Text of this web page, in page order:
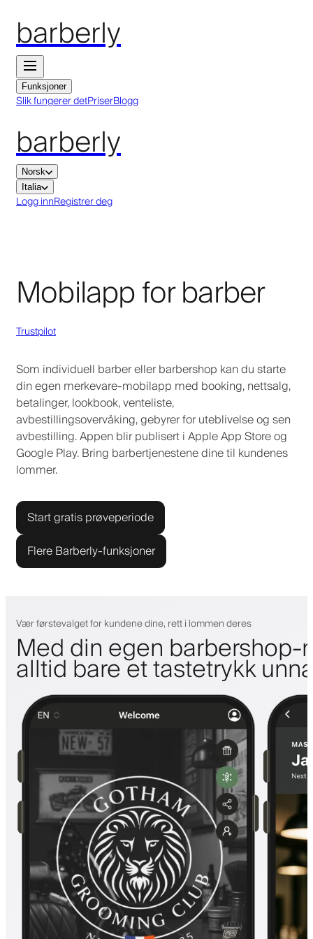
barberly
Funksjoner
Slik fungerer detPriserBlogg
barberly
Norsk
Italia
Logg innRegistrer deg
Mobilapp for barber
Trustpilot
Som individuell barber eller barbershop kan du starte
din egen merkevare-mobilapp med booking, nettsalg,
betalinger, lookbook, venteliste,
avbestillingsovervåking, gebyrer for uteblivelse og sen
avbestilling. Appen blir publisert i Apple App Store og
Google Play. Bring barbertjenestene dine til kundenes
lommer.
Start gratis prøveperiode
Flere Barberly-funksjoner
Vær førstevalget for kundene dine, rett i lommen deres
Med din egen
alltid bare et tastetrykk